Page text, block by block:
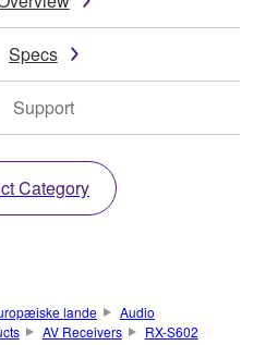
Specs
Support
Category
lande
Audio
AV Receivers RX-S602